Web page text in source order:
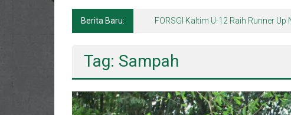
Berita Baru: Menempa Generasi Muda
Tag: Sampah